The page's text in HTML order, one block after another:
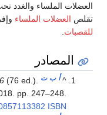
العضلات الملساء والغدد
تقلص العضلات الملساء
للقصبات
المصادر
^أ ب ت
(76 ed.).
pp. 247–248.
ISBN